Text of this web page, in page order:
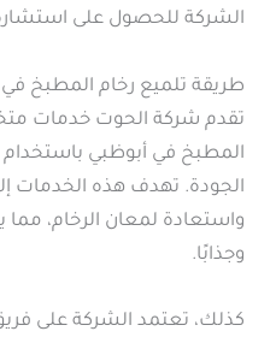
الشركة للحصول على
طريقة تلميع رخام المطبخ
تقدم شركة الحوت خدمات
المطبخ في أبوظبي باستخدام
الجودة. تهدف هذه الخدمات
واستعادة لمعان الرخام،
وجذابًا.
كذلك، تعتمد الشركة على